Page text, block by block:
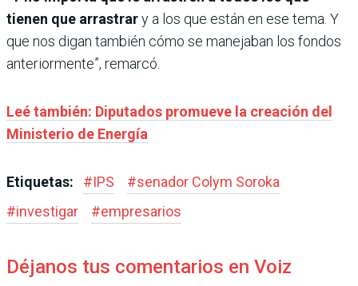
tienen que arrastrary a los que están en ese tema. Y
que nos digan también cómo se manejaban los fondos
anteriormente”, remarcó.
Leé también: Diputados promueve la creación del
Ministerio de Energía
Etiquetas: #IPS #senador Colym Soroka
#investigar #empresarios
Déjanos tus comentarios en Voiz